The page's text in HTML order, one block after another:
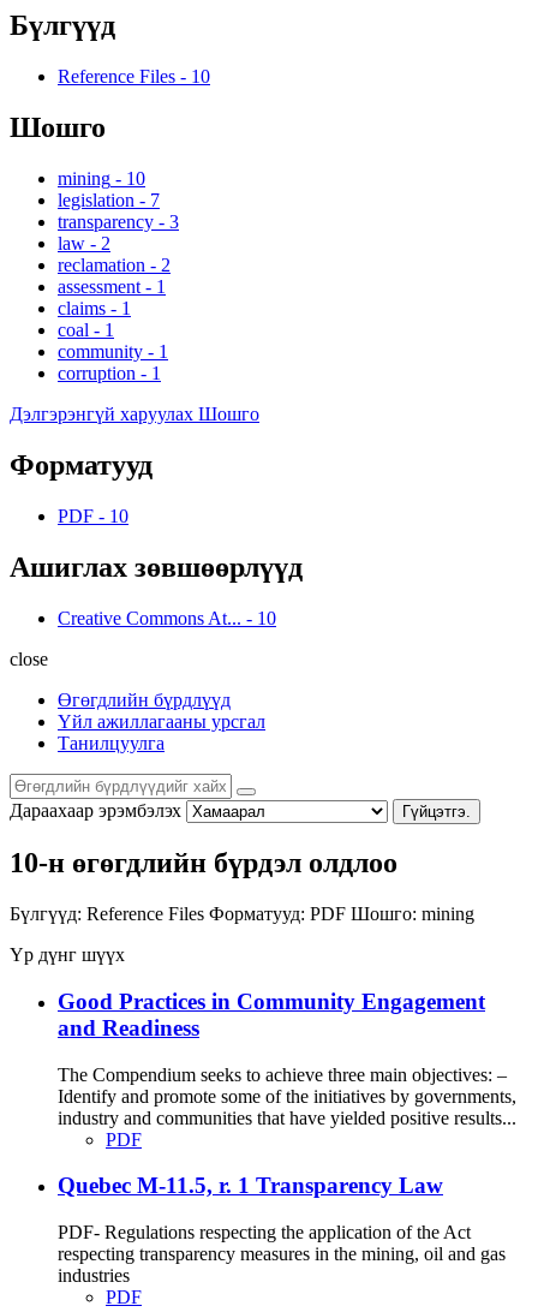
Бүлгүүд
Reference Files - 10
Шошго
mining - 10
legislation - 7
transparency - 3
law - 2
reclamation - 2
assessment - 1
claims - 1
coal - 1
community - 1
corruption - 1
Дэлгэрэнгүй харуулах Шошго
Форматууд
PDF - 10
Ашиглах зөвшөөрлүүд
Creative Commons At... - 10
close
Өгөгдлийн бүрдлүүд
Үйл ажиллагааны урсгал
Танилцуулга
Дараахаар эрэмбэлэх Гүйцэтгэ.
10-н өгөгдлийн бүрдэл олдлоо
Бүлгүүд: Reference Files Форматууд: PDF Шошго: mining
Үр дүнг шүүх
Good Practices in Community Engagement
and Readiness
The Compendium seeks to achieve three main objectives: –
Identify and promote some of the initiatives by governments,
industry and communities that have yielded positive results...
PDF
Quebec M-11.5, r. 1 Transparency Law
PDF- Regulations respecting the application of the Act
respecting transparency measures in the mining, oil and gas
industries
PDF